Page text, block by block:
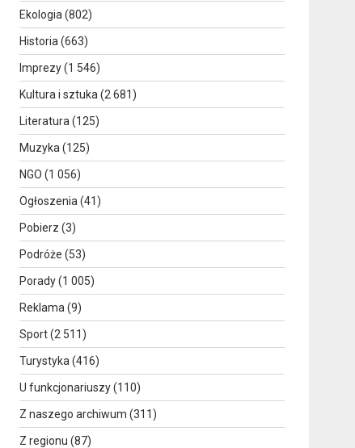
Ekologia (802)
Historia (663)
Imprezy(1 546)
Kultura i sztuka (2 681)
Literatura (125)
Muzyka (125)
NGO (1 056)
Ogłoszenia (41)
Pobierz (3)
Podróże (53)
Porady(1 005)
Reklama (9)
Sport(2 511)
Turystyka (416)
U funkcjonariuszy(110)
Z naszego archiwum (311)
Z regionu (87)